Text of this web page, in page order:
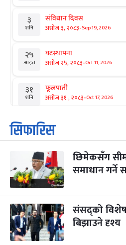
३
शनि
संविधान दिवस
असोज ३, २०८३-Sep 19, 2026
२५
आइत
घटस्थापना
असोज २५, २०८३-Oct 11, 2026
३१
शनि
फूलपाती
असोज ३१ , २०८३-Oct 17, 2026
१
आइत
कार्तिक सङ्क्रान्ति
कार्तिक १, २०८३
३
मंगल
महानवमी
कार्तिक ३, २०८३-Oct 20, 2026
४
बुध कार्तिक ४, २०८३ Oct 21, 2026
५
बिहि
पापा‌ङ्कुशा एकादशी व्रत
कार्तिक ५, २०८३
सिफारिस
छिमेकसँग
समाधान गर्ने
संसद्को
बिझाउने दृश्य